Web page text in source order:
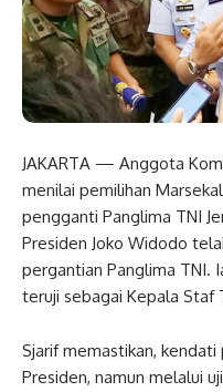
JAKARTA — Anggota
menilai pemilihan
pengganti Panglima TNI
Presiden Joko Widodo
pergantian Panglima TNI.
teruji sebagai Kepala Staf
Sjarif memastikan, kendati
Presiden, namun melalui